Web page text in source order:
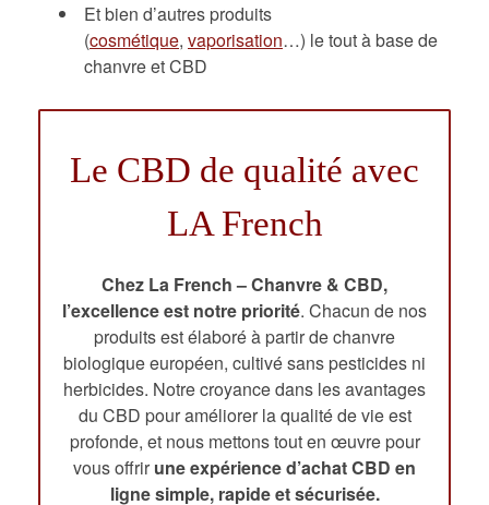
Et bien d’autres produits
(cosmétique, vaporisation…) le tout à base de
chanvre et CBD
Le CBD de qualité avec
LA French
Chez La French – Chanvre & CBD,
l’excellence est notre priorité. Chacun de nos
produits est élaboré à partir de chanvre
biologique européen, cultivé sans pesticides ni
herbicides. Notre croyance dans les avantages
du CBD pour améliorer la qualité de vie est
profonde, et nous mettons tout en œuvre pour
vous offrir une expérience d’achat CBD en
ligne simple, rapide et sécurisée.